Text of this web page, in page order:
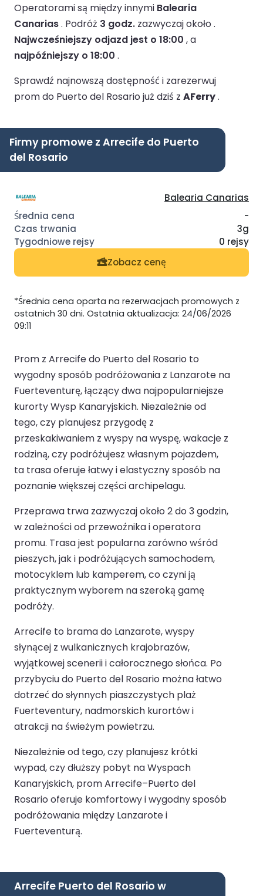
Operatorami są między innymi Balearia
Canarias. Podróż 3 godz. zazwyczaj około .
Najwcześniejszy odjazd jest o 18:00 , a
najpóźniejszy o 18:00 .
Sprawdź najnowszą dostępność i zarezerwuj
prom do Puerto del Rosario już dziś z AFerry.
Firmy promowe z Arrecife do Puerto
del Rosario
Balearia Canarias
-
3g
0 rejsy
Zobacz cenę
*Średnia cena oparta na rezerwacjach promowych z
ostatnich 30 dni. Ostatnia aktualizacja: 24/06/2026
09:11
Prom z Arrecife do Puerto del Rosario to
wygodny sposób podróżowania z Lanzarote na
Fuerteventurę, łączący dwa najpopularniejsze
kurorty Wysp Kanaryjskich. Niezależnie od
tego, czy planujesz przygodę z
przeskakiwaniem z wyspy na wyspę, wakacje z
rodziną, czy podróżujesz własnym pojazdem,
ta trasa oferuje łatwy i elastyczny sposób na
poznanie większej części archipelagu.
Przeprawa trwa zazwyczaj około 2 do 3 godzin,
w zależności od przewoźnika i operatora
promu. Trasa jest popularna zarówno wśród
pieszych, jak i podróżujących samochodem,
motocyklem lub kamperem, co czyni ją
praktycznym wyborem na szeroką gamę
podróży.
Arrecife to brama do Lanzarote, wyspy
słynącej z wulkanicznych krajobrazów,
wyjątkowej scenerii i całorocznego słońca. Po
przybyciu do Puerto del Rosario można łatwo
dotrzeć do słynnych piaszczystych plaż
Fuerteventury, nadmorskich kurortów i
atrakcji na świeżym powietrzu.
Niezależnie od tego, czy planujesz krótki
wypad, czy dłuższy pobyt na Wyspach
Kanaryjskich, prom Arrecife–Puerto del
Rosario oferuje komfortowy i wygodny sposób
podróżowania między Lanzarote i
Fuerteventurą.
Arrecife Puerto del Rosario w